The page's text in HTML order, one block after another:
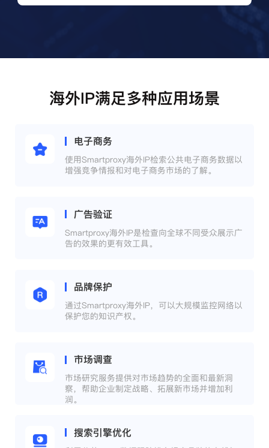
海外IP满足多种应用场景
电子商务
使用Smartproxy海外IP检索公共电子商务数据以
增强竞争情报和对电子商务市场的了解。
广告验证
Smartproxy海外IP是检查向全球不同受众展示广
告的效果的更有效工具。
品牌保护
通过Smartproxy海外IP，可以大规模监控网络以
保护您的知识产权。
市场调查
市场研究服务提供对市场趋势的全面和最新洞
察，帮助企业制定战略、拓展新市场并增加利
润。
搜索引擎优化